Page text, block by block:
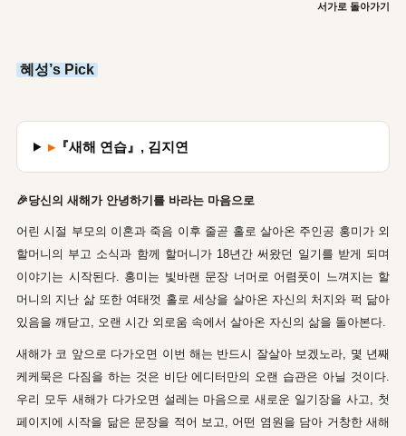
서가로 돌아가기
혜성’s Pick
▸『새해 연습』, 김지연
🎉당신의 새해가 안녕하기를 바라는 마음으로
어린 시절 부모의 이혼과 죽음 이후 줄곧 홀로 살아온 주인공 홍미가 외
할머니의 부고 소식과 함께 할머니가 18년간 써왔던 일기를 받게 되며
이야기는 시작된다. 홍미는 빛바랜 문장 너머로 어렴풋이 느껴지는 할
머니의 지난 삶 또한 여태껏 홀로 세상을 살아온 자신의 처지와 퍽 닮아
있음을 깨닫고, 오랜 시간 외로움 속에서 살아온 자신의 삶을 돌아본다.
새해가 코 앞으로 다가오면 이번 해는 반드시 잘살아 보겠노라, 몇 년째
케케묵은 다짐을 하는 것은 비단 에디터만의 오랜 습관은 아닐 것이다.
우리 모두 새해가 다가오면 설레는 마음으로 새로운 일기장을 사고, 첫
페이지에 시작을 닮은 문장을 적어 보고, 어떤 염원을 담아 거창한 새해